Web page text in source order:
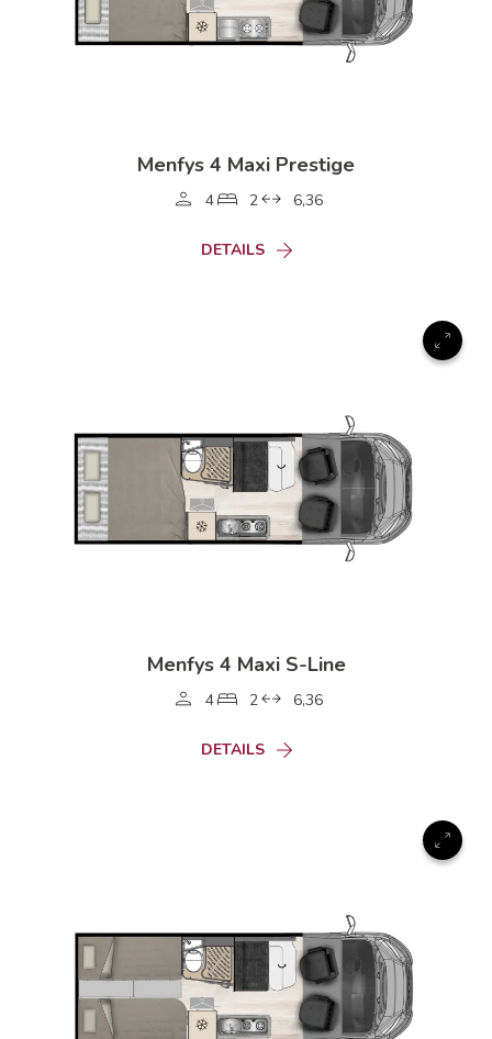
Menfys 4 Maxi Prestige
4 2 6,36
DETAILS
Menfys 4 Maxi S-Line
4 2 6,36
DETAILS